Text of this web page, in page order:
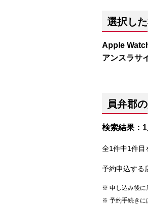
選択し
Apple
アンスラサ
員弁郡
検索結果：
全1件中1件目
予約申込する
申し込み後に
予約手続きに